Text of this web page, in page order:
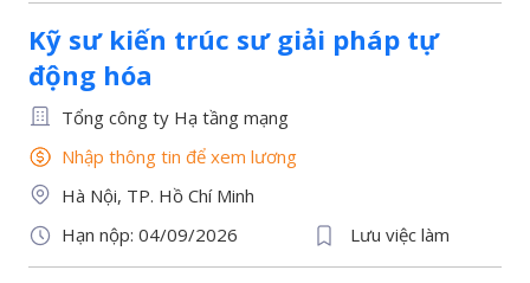
Kỹ sư kiến trúc sư giải pháp tự
động hóa
Tổng công ty Hạ tầng mạng
Nhập thông tin để xem lương
Hà Nội, TP. Hồ Chí Minh
Hạn nộp: 04/09/2026
Lưu việc làm